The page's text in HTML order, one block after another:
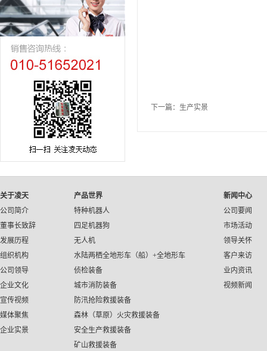
下一篇： 生产实景
关于凌天
公司简介
董事长致辞
发展历程
组织机构
公司领导
企业文化
宣传视频
媒体聚焦
企业实景
产品世界
特种机器人
四足机器狗
无人机
水陆两栖全地形车（船）+全地形车
侦检装备
城市消防装备
防汛抢险救援装备
森林（草原）火灾救援装备
安全生产救援装备
矿山救援装备
新闻中心
公司要闻
市场活动
领导关怀
客户来访
业内资讯
视频新闻